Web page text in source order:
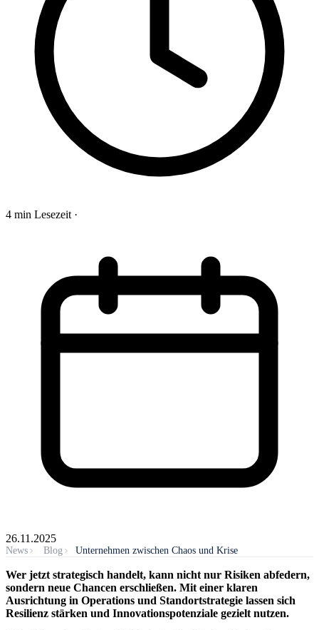
4 min Lesezeit ·
26.11.2025
News Blog Unternehmen zwischen Chaos und Krise
Wer jetzt strategisch handelt, kann nicht nur Risiken abfedern,
sondern neue Chancen erschließen. Mit einer klaren
Ausrichtung in Operations und Standortstrategie lassen sich
Resilienz stärken und Innovationspotenziale gezielt nutzen.